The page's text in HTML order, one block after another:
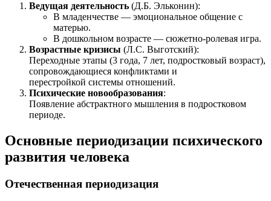
Ведущая деятельность (Д.Б. Эльконин):
В младенчестве — эмоциональное общение с
матерью.
В дошкольном возрасте — сюжетно-ролевая игра.
Возрастные кризисы (Л.С. Выготский):
Переходные этапы (3 года, 7 лет, подростковый возраст),
сопровождающиеся конфликтами и
перестройкой системы отношений.
Психические новообразования:
Появление абстрактного мышления в подростковом
периоде.
Основные периодизации психического
развития человека
Отечественная периодизация